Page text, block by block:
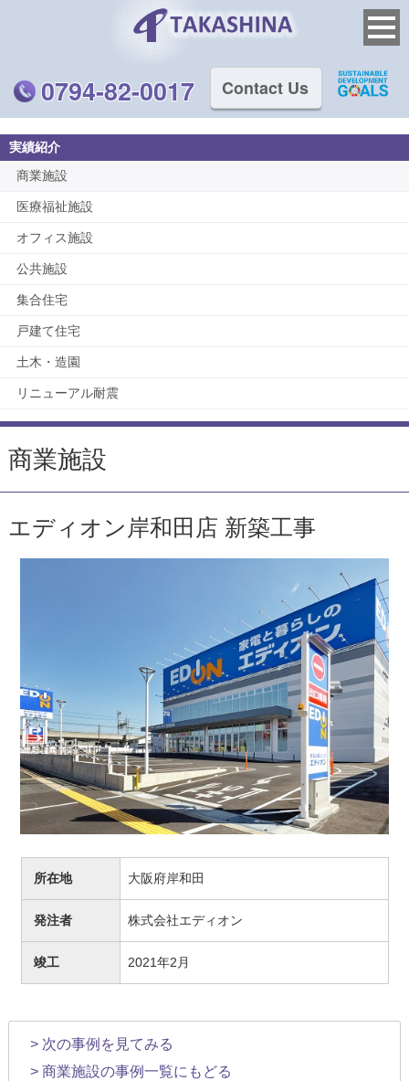
0794-82-0017 Contact Us
実績紹介
商業施設
医療福祉施設
オフィス施設
公共施設
集合住宅
戸建て住宅
土木・造園
リニューアル耐震
商業施設
エディオン岸和田店 新築工事
所在地 大阪府岸和田
発注者 株式会社エディオン
竣工 2021年2月
> 次の事例を見てみる
> 商業施設の事例一覧にもどる